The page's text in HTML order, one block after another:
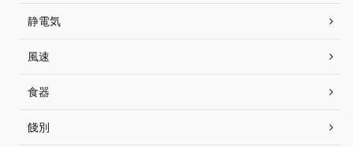
静電気
風速
食器
餞別